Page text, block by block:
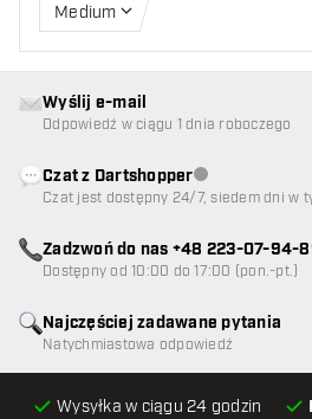
Medium
Wysyłka w ciągu 24 godzin
Najczęściej zadawane pytania
Natychmiastowa odpowiedź
Wyślij e-mail
Odpowiedź w ciągu 1 dnia roboczego
Czat z DartshopperObsługa klienta
Czat jest dostępny 24/7, siedem dni w
Zadzwoń do nas +48 223-07-94-
Dostępny od 10:00 do 17:00 (pon.-pt.)